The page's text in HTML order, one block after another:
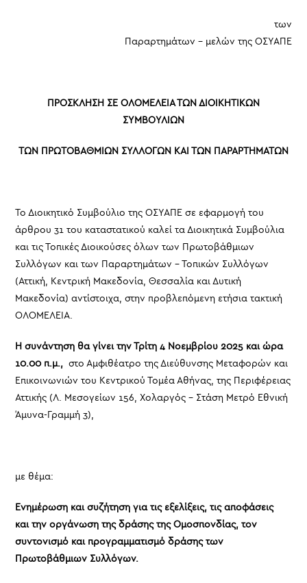
των
Παραρτημάτων – μελών της ΟΣΥΑΠΕ
ΠΡΟΣΚΛΗΣΗ ΣΕ ΟΛΟΜΕΛΕΙΑ ΤΩΝ ΔΙΟΙΚΗΤΙΚΩΝ
ΣΥΜΒΟΥΛΙΩΝ
ΤΩΝ ΠΡΩΤΟΒΑΘΜΙΩΝ ΣΥΛΛΟΓΩΝ ΚΑΙ ΤΩΝ ΠΑΡΑΡΤΗΜΑΤΩΝ
Το Διοικητικό Συμβούλιο της ΟΣΥΑΠΕ σε εφαρμογή του
άρθρου 31 του καταστατικού καλεί τα Διοικητικά Συμβούλια
και τις Τοπικές Διοικούσες όλων των Πρωτοβάθμιων
Συλλόγων και των Παραρτημάτων – Τοπικών Συλλόγων
(Αττική, Κεντρική Μακεδονία, Θεσσαλία και Δυτική
Μακεδονία) αντίστοιχα, στην προβλεπόμενη ετήσια τακτική
ΟΛΟΜΕΛΕΙΑ.
Η συνάντηση θα γίνει τηνΤρίτη 4 Νοεμβρίου 2025 και ώρα
10.00 π.μ., στο Αμφιθέατρο της Διεύθυνσης Μεταφορών και
Επικοινωνιών του Κεντρικού Τομέα Αθήνας, της Περιφέρειας
Αττικής (Λ. Μεσογείων 156, Χολαργός – Στάση Μετρό Εθνική
Άμυνα-Γραμμή 3),
με θέμα:
Ενημέρωση και συζήτηση για τις εξελίξεις, τις αποφάσεις
και την οργάνωση της δράσης της Ομοσπονδίας, τον
συντονισμό και προγραμματισμό δράσης των
Πρωτοβάθμιων Συλλόγων.